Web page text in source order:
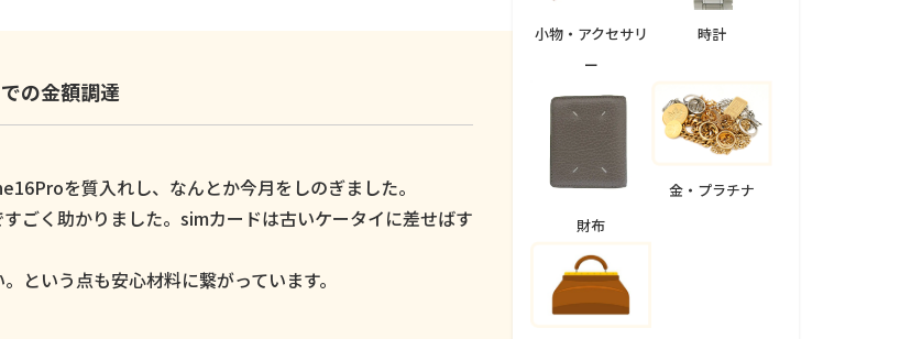
の金額調達
を質入れし、なんとか今月をしのぎました。
ごく助かりました。simカードは古いケータイに差せばす
という点も安心材料に繋がっています。
小物・アクセサリ
ー
時計
財布
金・プラチナ